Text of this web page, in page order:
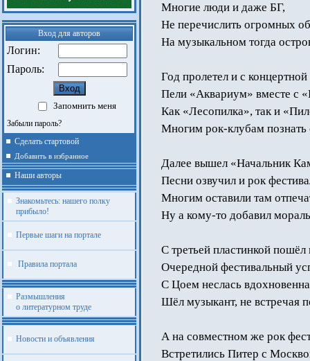
Вход для авторов
Логин:
Пароль:
Запомнить меня
Забыли пароль?
Сделать стартовой
Добавить в избранное
Наши авторы
Знакомьтесь: нашего полку
прибыло!
Первые шаги на портале
Правила портала
Размышления
о литературном труде
Новости и объявления
Многие люди и даже БГ,
Не перечислить огромных
На музыкальном тогда
Год пролетел и с
Пели «Аквариум» вместе с
Как «Лесопилка», так и
Многим рок-клубам познать
Далее вышел «Начальник
Песни озвучил и рок
Многим оставили там
Ну а кому-то добавил
С третьей пластинкой
Очередной фестивальный
С Цоем неслась
Шёл музыкант, не встречая
А на совместном же рок
Встретились Питер с